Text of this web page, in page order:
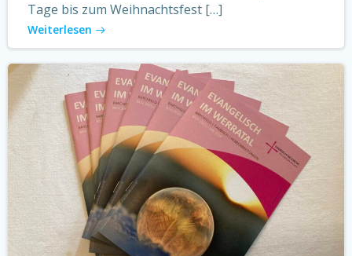
Tage bis zum Weihnachtsfest […]
Weiterlesen